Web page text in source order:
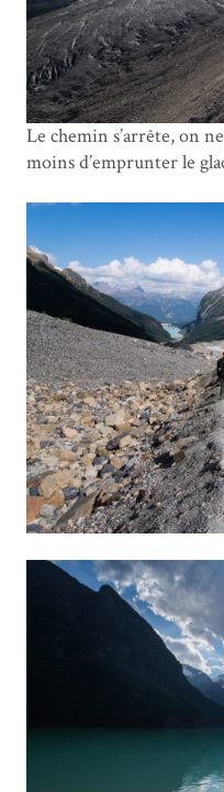
Le chemin s’arrête, on
moins d’emprunter le